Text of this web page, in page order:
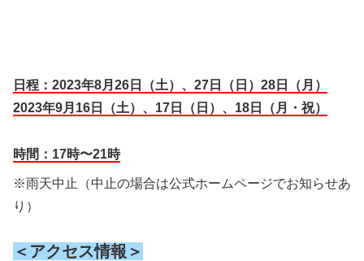
日程：2023年8月26日（土）、27日（日）28日（月）
2023年9月16日（土）、17日（日）、18日（月・祝）
時間：17時〜21時
※雨天中止（中止の場合は公式ホームページでお知らせあ
り）
＜アクセス情報＞